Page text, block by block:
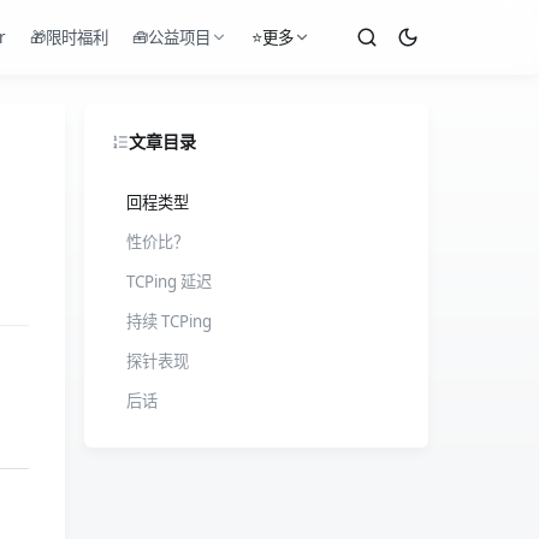
🎁限时福利 🧰公益项目 ⭐更多
文章目录
回程类型
性价比？
TCPing 延迟
持续 TCPing
探针表现
后话